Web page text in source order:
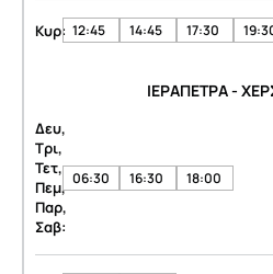
Κυρ: 12:45 14:45 17:30
ΙΕΡΑΠΕΤΡΑ -
Δευ,
Τρι,
Τετ,
Πεμ,
Παρ,
Σαβ:
06:30 16:30 18:00